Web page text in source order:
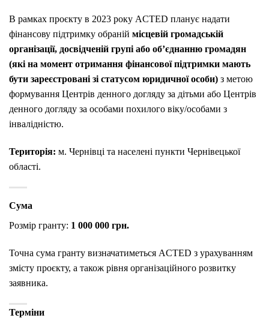
В рамках проєкту в 2023 року ACTED планує надати
фінансову підтримку обраній місцевій громадській
організації, досвідченій групі або об’єднанню громадян
(які на момент отримання фінансової підтримки мають
бути зареєстровані зі статусом юридичної особи) з метою
формування Центрів денного догляду за дітьми або Центрів
денного догляду за особами похилого віку/особами з
інвалідністю.
Територія: м. Чернівці та населені пункти Чернівецької
області.
Сума
Розмір гранту: 1 000 000 грн.
Точна сума гранту визначатиметься ACTED з урахуванням
змісту проєкту, а також рівня організаційного розвитку
заявника.
Терміни